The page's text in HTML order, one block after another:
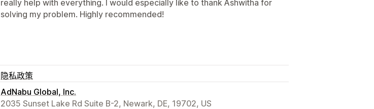
really help with everything. I would especially like to thank Ashwitha for
solving my problem. Highly recommended!
隐私政策
AdNabu Global, Inc.
2035 Sunset Lake Rd Suite B-2, Newark, DE, 19702, US